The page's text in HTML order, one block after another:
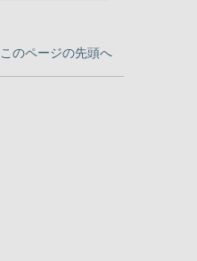
このページの先頭へ